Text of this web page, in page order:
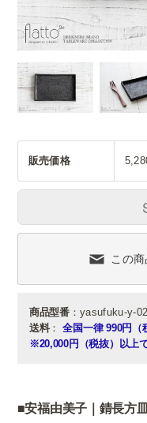
販売価格
この
商品型番：yasufuku-y-
送料： 全国一律 990円（
※20,000円（税抜）以上
■安福由美子｜錆長方